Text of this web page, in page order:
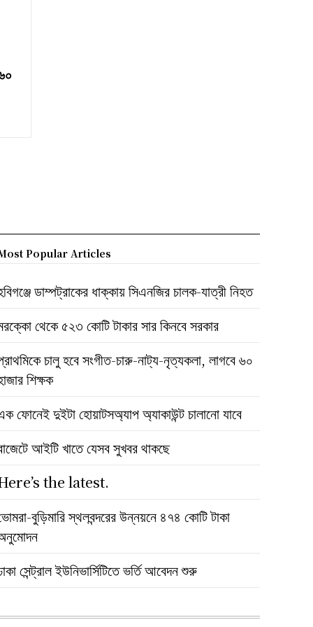
Popular Articles
ডাম্পট্রাকের ধাক্কায় সিএনজির চালক-যাত্রী নিহত
থেকে ৫২৩ কোটি টাকার সার কিনবে সরকার
চালু হবে সংগীত-চারু-নাট্য-নৃত্যকলা, লাগবে ৬০
শিক্ষক
ফোনেই দুইটা হোয়াটসঅ্যাপ অ্যাকাউন্ট চালানো যাবে
আইটি খাতে যেসব সুখবর থাকছে
the latest.
বুড়িমারি স্থলবন্দরের উন্নয়নে ৪৭৪ কোটি টাকা
সেন্ট্রাল ইউনিভার্সিটিতে ভর্তি আবেদন শুরু